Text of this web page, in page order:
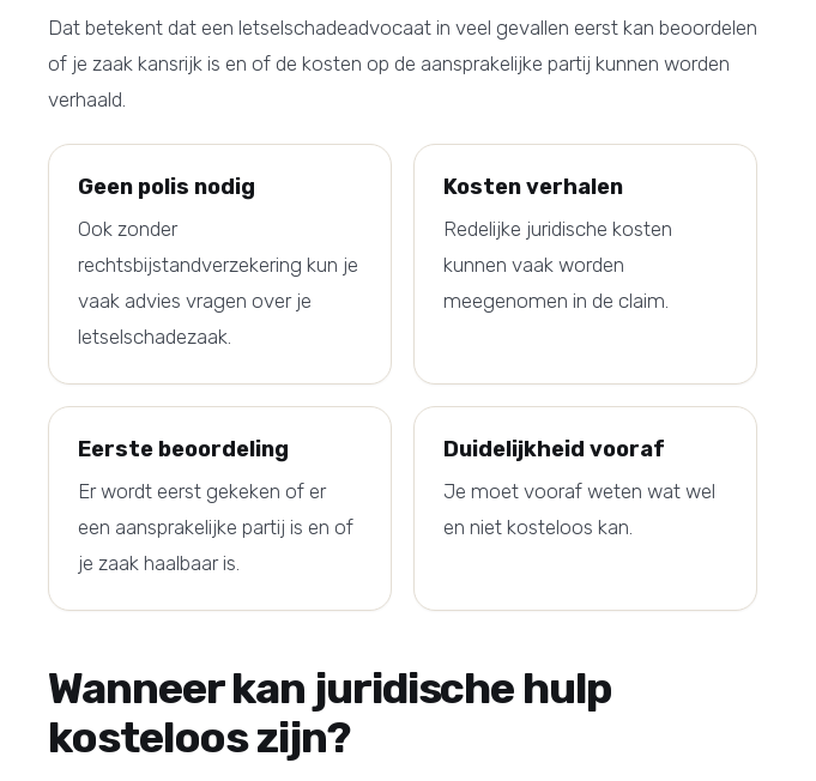
Dat betekent dat een letselschadeadvocaat in veel gevallen eerst kan beoordelen
of je zaak kansrijk is en of de kosten op de aansprakelijke partij kunnen worden
verhaald.
Geen polis nodig
Ook zonder
rechtsbijstandverzekering kun je
vaak advies vragen over je
letselschadezaak.
Kosten verhalen
Redelijke juridische kosten
kunnen vaak worden
meegenomen in de claim.
Eerste beoordeling
Er wordt eerst gekeken of er
een aansprakelijke partij is en of
je zaak haalbaar is.
Duidelijkheid vooraf
Je moet vooraf weten wat wel
en niet kosteloos kan.
Wanneer kan juridische hulp
kosteloos zijn?